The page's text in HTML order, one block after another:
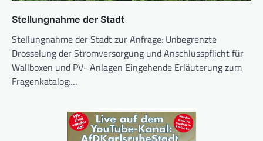
Stellungnahme der Stadt
Stellungnahme der Stadt zur Anfrage: Unbegrenzte
Drosselung der Stromversorgung und Anschlusspflicht für
Wallboxen und PV- Anlagen Eingehende Erläuterung zum
Fragenkatalog:…